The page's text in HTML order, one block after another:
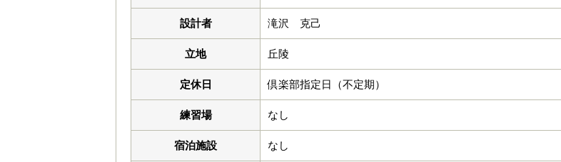
設計者 滝沢 克己
立地 丘陵
定休日 倶楽部指定日（不定期）
練習場 なし
宿泊施設 なし